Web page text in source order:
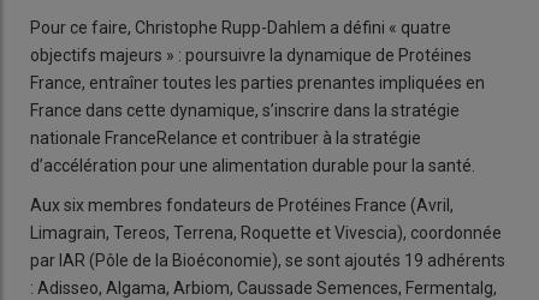
Pour ce faire, Christophe Rupp-Dahlem a défini « quatre
objectifs majeurs » : poursuivre la dynamique de Protéines
France, entraîner toutes les parties prenantes impliquées en
France dans cette dynamique, s’inscrire dans la stratégie
nationale FranceRelance et contribuer à la stratégie
d’accélération pour une alimentation durable pour la santé.
Aux six membres fondateurs de Protéines France (Avril,
Limagrain, Tereos, Terrena, Roquette et Vivescia), coordonnée
par IAR (Pôle de la Bioéconomie), se sont ajoutés 19 adhérents
: Adisseo, Algama, Arbiom, Caussade Semences, Fermentalg,